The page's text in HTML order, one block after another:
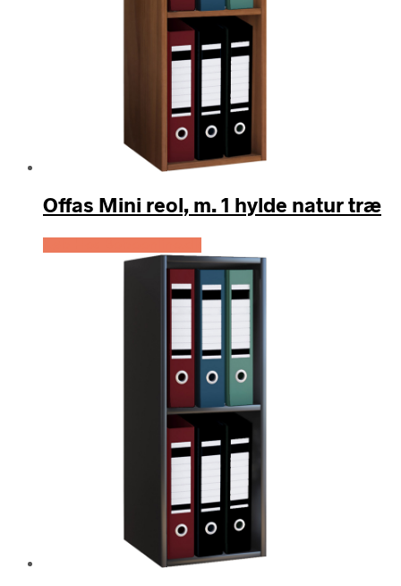
Offas Mini reol, m. 1 hylde natur træ